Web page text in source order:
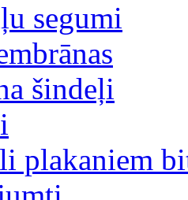
segumi
šindeļi
plakaniem